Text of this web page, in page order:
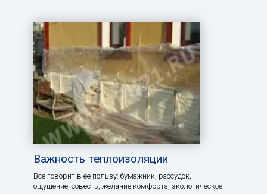
Важность теплоизоляции
Все говорит в ее пользу: бумажник, рассудок,
ощущение, совесть, желание комфорта, экологическое